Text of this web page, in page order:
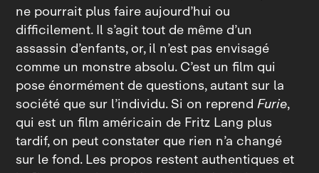
ne pourrait plus faire aujourd’hui ou
difficilement. Il s’agit tout de même d’un
assassin d’enfants, or, il n’est pas envisagé
comme un monstre absolu. C’est un film qui
pose énormément de questions, autant sur la
société que sur l’individu. Si on reprendFurie,
qui est un film américain de Fritz Lang plus
tardif, on peut constater que rien n’a changé
sur le fond. Les propos restent authentiques et